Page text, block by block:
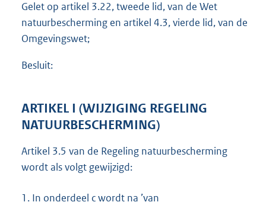
Gelet op artikel 3.22, tweede lid, van de Wet
natuurbescherming en artikel 4.3, vierde lid, van de
Omgevingswet;
Besluit:
ARTIKEL I (WIJZIGING REGELING
NATUURBESCHERMING)
Artikel 3.5 van de Regeling natuurbescherming
wordt als volgt gewijzigd:
1. In onderdeel c wordt na ’van